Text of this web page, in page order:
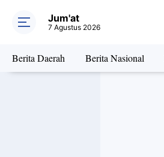
Jum'at
7 Agustus 2026
Berita Daerah Berita Nasional